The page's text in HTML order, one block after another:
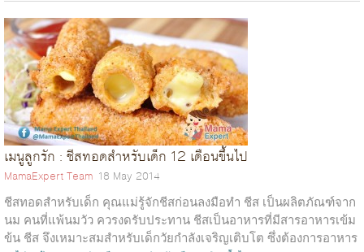
เมนูลูกรัก : ชีสทอดสำหรับเด็ก 12 เดือนขึ้นไป
MamaExpert Team 18 May 2014
ชีสทอดสำหรับเด็ก คุณแม่รู้จักชีสก่อนลงมือทำ ชีส เป็นผลิตภัณฑ์จาก
นม คนที่แพ้นมวัว ควรงดรับประทาน ชีสเป็นอาหารที่มีสารอาหารเข้ม
ข้น ชีส จึงเหมาะสมสำหรับเด็กวัยกำลังเจริญเติบโต ซึ่งต้องการอาหาร